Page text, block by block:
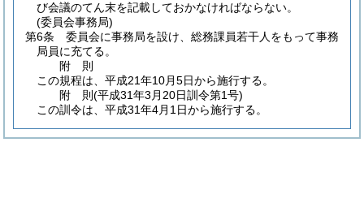
び会議のてん末を記載しておかなければならない。
(委員会事務局)
第6条
委員会に事務局を設け、総務課員若干人をもって事務
局員に充てる。
附 則
この規程は、平成21年10月5日から施行する。
附 則(平成31年3月20日訓令第1号)
この訓令は、平成31年4月1日から施行する。